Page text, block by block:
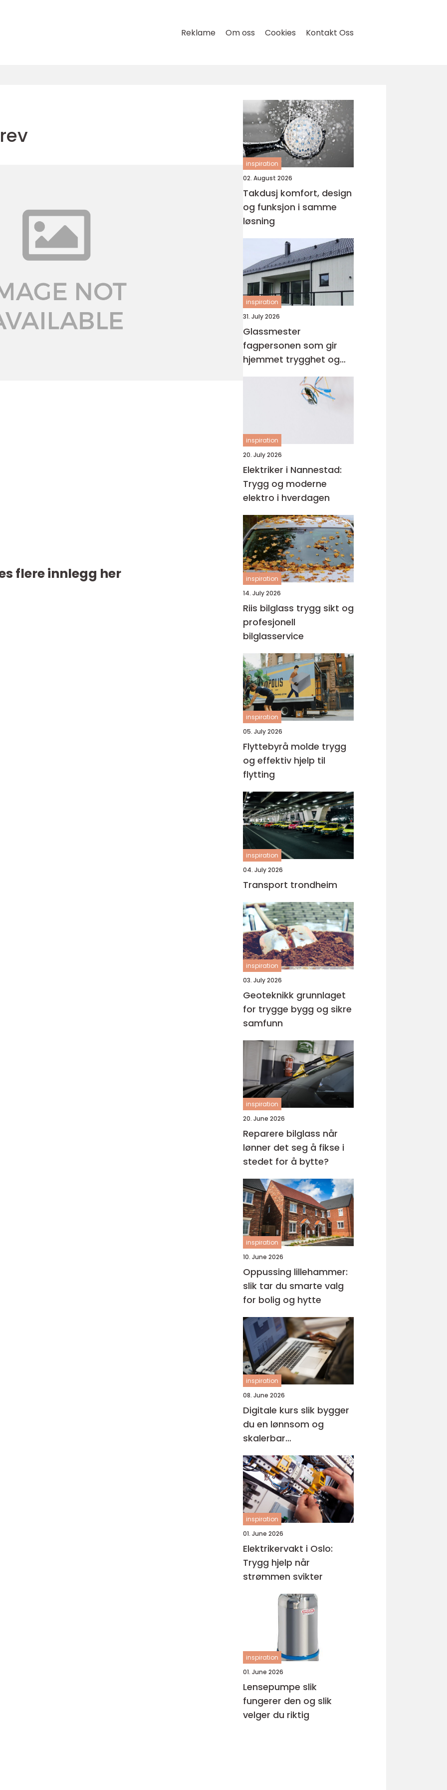
Reklame Om oss Cookies Kontakt Oss
flere innlegg her
inspiration
02. August 2026
Takdusj komfort, design
og funksjon i samme
løsning
inspiration
31. July 2026
Glassmester
fagpersonen som gir
hjemmet trygghet og
lys
inspiration
20. July 2026
Elektriker i Nannestad:
Trygg og moderne
elektro i hverdagen
inspiration
14. July 2026
Riis bilglass trygg sikt og
profesjonell
bilglasservice
inspiration
05. July 2026
Flyttebyrå molde trygg
og effektiv hjelp til
flytting
inspiration
04. July 2026
Transport trondheim
inspiration
03. July 2026
Geoteknikk grunnlaget
for trygge bygg og sikre
samfunn
inspiration
20. June 2026
Reparere bilglass når
lønner det seg å fikse i
stedet for å bytte?
inspiration
10. June 2026
Oppussing lillehammer:
slik tar du smarte valg
for bolig og hytte
inspiration
08. June 2026
Digitale kurs slik bygger
du en lønnsom og
skalerbar
kunnskapsbedrift
inspiration
01. June 2026
Elektrikervakt i Oslo:
Trygg hjelp når
strømmen svikter
inspiration
01. June 2026
Lensepumpe slik
fungerer den og slik
velger du riktig